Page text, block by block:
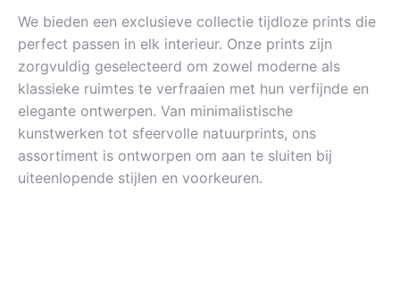
We bieden een exclusieve collectie tijdloze prints die
perfect passen in elk interieur. Onze prints zijn
zorgvuldig geselecteerd om zowel moderne als
klassieke ruimtes te verfraaien met hun verfijnde en
elegante ontwerpen. Van minimalistische
kunstwerken tot sfeervolle natuurprints, ons
assortiment is ontworpen om aan te sluiten bij
uiteenlopende stijlen en voorkeuren.